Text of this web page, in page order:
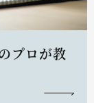
プロが教